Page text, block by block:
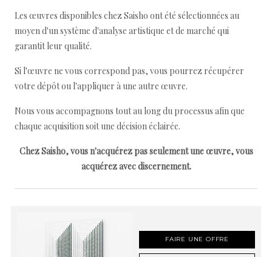
Les œuvres disponibles chez Saisho ont été sélectionnées au
moyen d'un système d'analyse artistique et de marché qui
garantit leur qualité.
Si l'œuvre ne vous correspond pas, vous pourrez récupérer
votre dépôt ou l'appliquer à une autre œuvre.
Nous vous accompagnons tout au long du processus afin que
chaque acquisition soit une décision éclairée.
Chez Saisho, vous n'acquérez pas seulement une œuvre, vous
acquérez avec discernement.
FAIRE UNE OFFRE